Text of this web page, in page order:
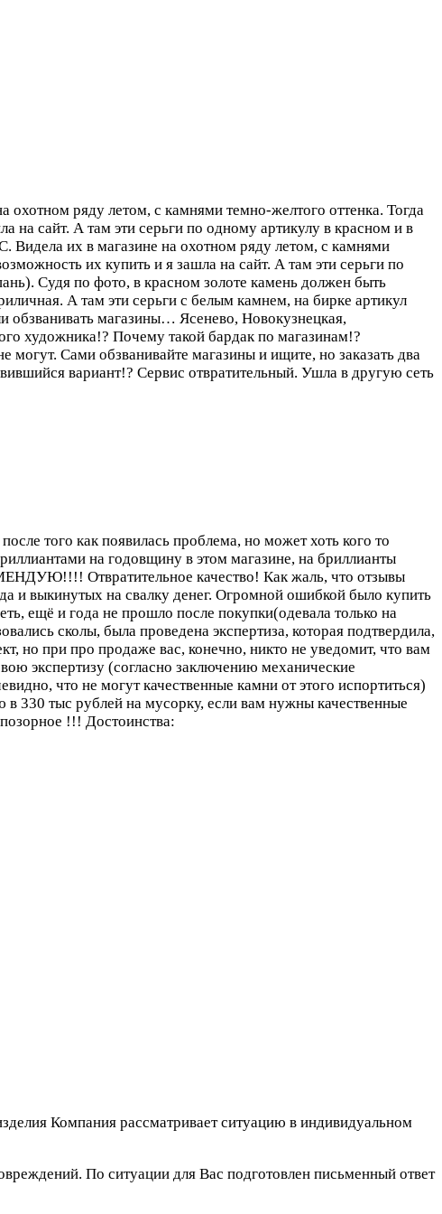
ряду летом, с камнями темно-желтого оттенка. Тогда
на сайт. А там эти серьги по одному артикулу в красном и в
Видела их в магазине на охотном ряду летом, с камнями
их купить и я зашла на сайт. А там эти серьги по
Судя по фото, в красном золоте камень должен быть
А там эти серьги с белым камнем, на бирке артикул
обзванивать магазины… Ясенево, Новокузнецкая,
художника!? Почему такой бардак по магазинам!?
могут. Сами обзванивайте магазины и ищите, но заказать два
вариант!? Сервис отвратительный. Ушла в другую сеть
того как появилась проблема, но может хоть кого то
на годовщину в этом магазине, на бриллианты
Отвратительное качество! Как жаль, что отзывы
и выкинутых на свалку денег. Огромной ошибкой было купить
ещё и года не прошло после покупки(одевала только на
сколы, была проведена экспертиза, которая подтвердила,
но при про продаже вас, конечно, никто не уведомит, что вам
экспертизу (согласно заключению механические
что не могут качественные камни от этого испортиться)
330 тыс рублей на мусорку, если вам нужны качественные
!!! Достоинства:
Компания рассматривает ситуацию в индивидуальном
По ситуации для Вас подготовлен письменный ответ